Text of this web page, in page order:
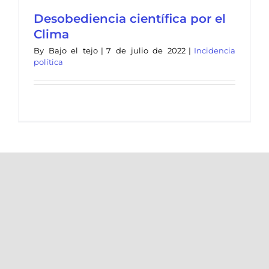
Desobediencia científica por el
Clima
By Bajo el tejo | 7 de julio de 2022 | Incidencia
política